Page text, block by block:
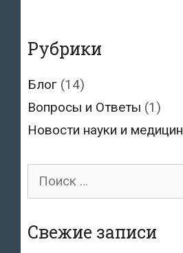
Рубрики
Блог (14)
Вопросы и Ответы (1)
Новости науки и
Поиск
Свежие записи